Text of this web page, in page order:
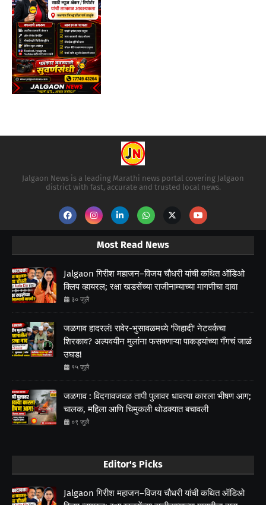
Jalgaon News is a leading Marathi news portal covering Jalgaon
district with fast, accurate and trusted local news.
Most Read News
Jalgaon गिरीश महाजन–विजय चौधरी यांची कथित ऑडिओ
क्लिप व्हायरल; रक्षा खडसेंच्या राजीनाम्याच्या मागणीचा दावा
३० जुलै
जळगाव हादरलं! रावेर-भुसावळमध्ये 'जिहादी' नेटवर्कचा
शिरकाव? अल्पवयीन मुलांना फसवणाऱ्या पाकड्यांच्या गँगचं जाळं
उघड!
१५ जुलै
जळगाव : विदगावजवळ तापी पुलावर धावत्या कारला भीषण आग;
चालक, महिला आणि चिमुकली थोडक्यात बचावली
०९ जुलै
Editor's Picks
Jalgaon गिरीश महाजन–विजय चौधरी यांची कथित ऑडिओ